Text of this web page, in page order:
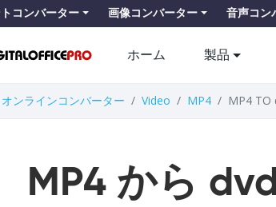
コンバーター 画像コンバーター 音声コン
ホーム 製品
オンラインコンバーター Video MP4 MP4 TO
MP4 から